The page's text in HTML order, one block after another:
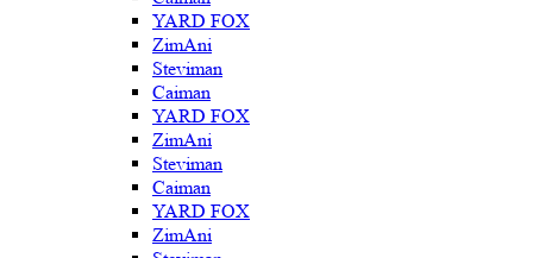
YARD FOX
ZimAni
Steviman
Caiman
YARD FOX
ZimAni
Steviman
Caiman
YARD FOX
ZimAni